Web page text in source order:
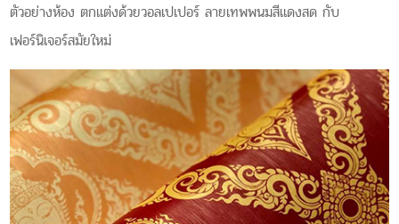
ตัวอย่างห้อง ตกแต่งด้วยวอลเปเปอร์ ลายเทพพนมสีแดงสด กับ
เฟอร์นิเจอร์สมัยใหม่